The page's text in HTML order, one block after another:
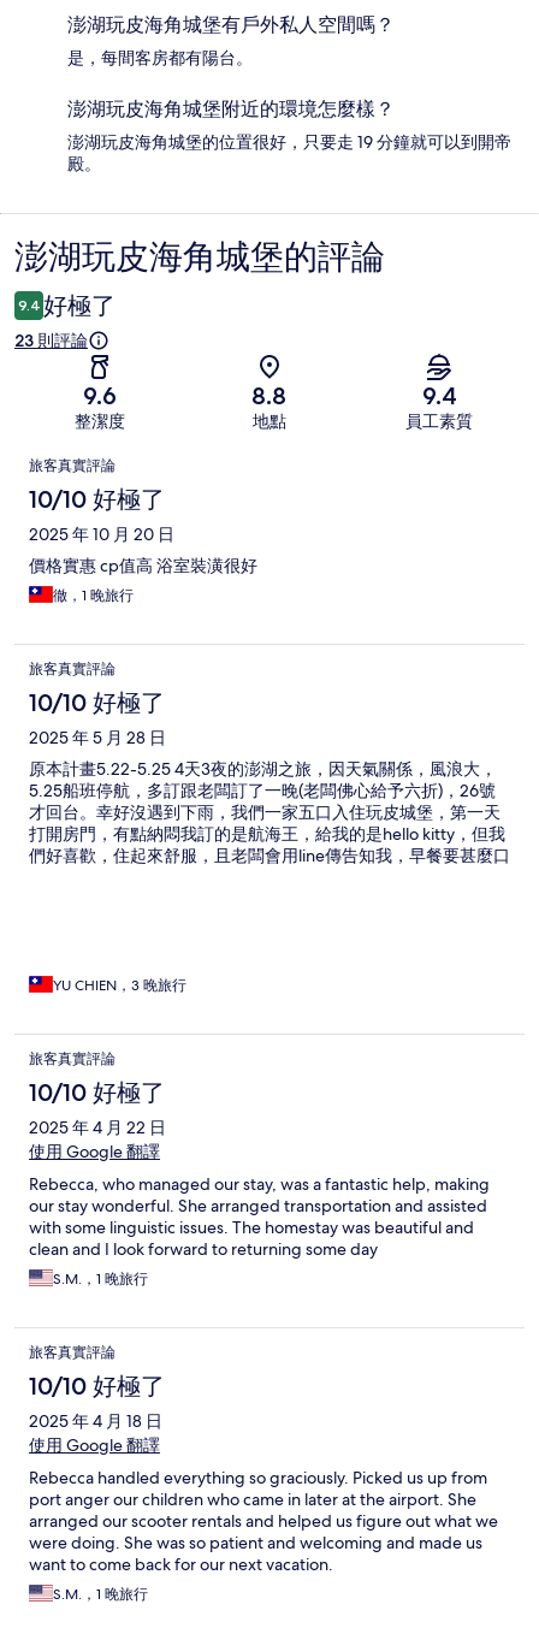
澎湖玩皮海角城堡有戶外私人空間嗎？
是，每間客房都有陽台。
澎湖玩皮海角城堡附近的環境怎麼樣？
澎湖玩皮海角城堡的位置很好，只要走 19 分鐘就可以到開帝
殿。
評
論
澎湖玩皮海角城堡的評論
9.4 好極了
23 則評論
9.6
整潔度
8.8
地點
9.4
員工素質
評
論
旅客真實評論
10/10 好極了
2025 年 10 月 20 日
價格實惠 cp值高 浴室裝潢很好
徹，1 晚旅行
旅客真實評論
10/10 好極了
2025 年 5 月 28 日
原本計畫5.22-5.25 4天3夜的澎湖之旅，因天氣關係，風浪大，
5.25船班停航，多訂跟老闆訂了一晚(老闆佛心給予六折)，26號
才回台。幸好沒遇到下雨，我們一家五口入住玩皮城堡，第一天
打開房門，有點納悶我訂的是航海王，給我的是hello kitty，但我
們好喜歡，住起來舒服，且老闆會用line傳告知我，早餐要甚麼口
車、跳島的船票..等，想到玩的、吃的，都可以跟老闆說，老闆會
家大小在舒服的情況下出門吃吃喝喝，搭配手機偵測速避免吃上
罰單。最後一天加訂的房間我們被安排住到航海王房間，發現原
本的hello kitty是我們喜歡的風格。謝謝老闆用心經營及安排，還
有打掃房間的人員很nice，下次有機會來澎湖，會繼續來這裡
住。大大推薦唷~
YU CHIEN，3 晚旅行
旅客真實評論
10/10 好極了
2025 年 4 月 22 日
使用 Google 翻譯
Rebecca, who managed our stay, was a fantastic help, making
our stay wonderful. She arranged transportation and assisted
with some linguistic issues. The homestay was beautiful and
clean and I look forward to returning some day
S.M.，1 晚旅行
旅客真實評論
10/10 好極了
2025 年 4 月 18 日
使用 Google 翻譯
Rebecca handled everything so graciously. Picked us up from
port anger our children who came in later at the airport. She
arranged our scooter rentals and helped us figure out what we
were doing. She was so patient and welcoming and made us
want to come back for our next vacation.
S.M.，1 晚旅行